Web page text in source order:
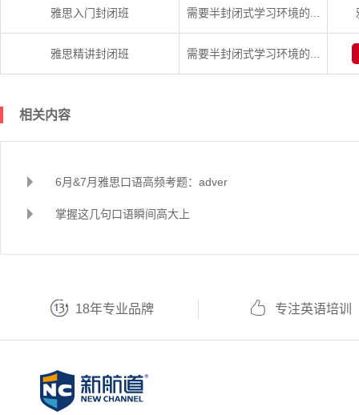
雅思入门封闭班 需要半封闭式学习环境的...
雅思精讲封闭班 需要半封闭式学习环境的...
相关内容
6月&7月雅思口语高频考题：adver
掌握这几句口语瞬间高大上
18年专业品牌 专注英语培训